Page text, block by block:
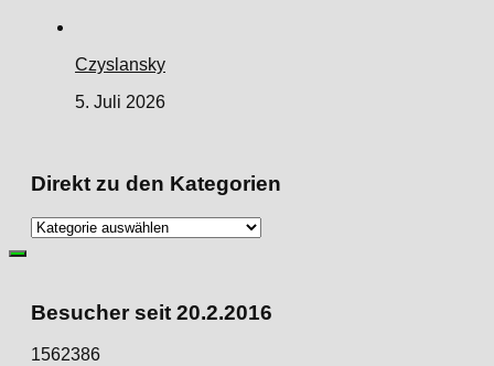
Czyslansky
5. Juli 2026
Direkt zu den Kategorien
Direkt
Besucher seit 20.2.2016
1562386